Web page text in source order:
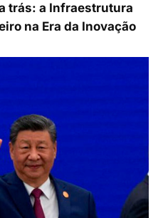
trás: a Infraestrutura
na Era da Inovação